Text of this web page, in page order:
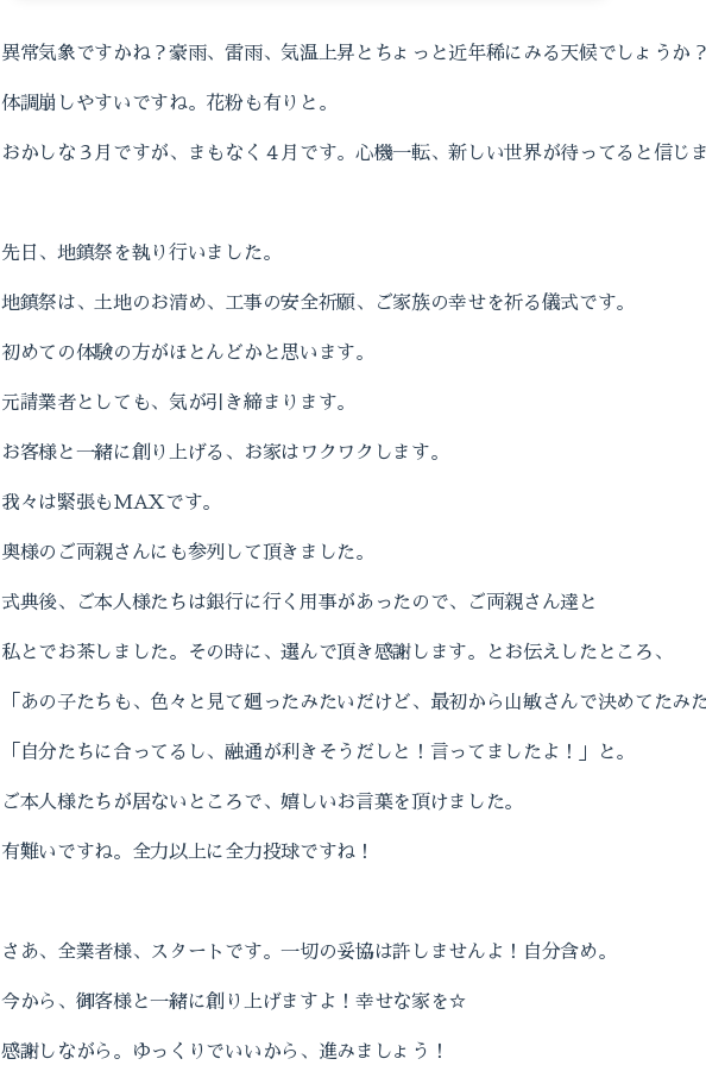
異常気象ですかね？豪雨、雷雨、気温上昇とちょっと近年稀にみる天候でしょうか？
体調崩しやすいですね。花粉も有りと。
おかしな３月ですが、まもなく４月です。心機一転、新しい世界が待ってると信じま
先日、地鎮祭を執り行いました。
地鎮祭は、土地のお清め、工事の安全祈願、ご家族の幸せを祈る儀式です。
初めての体験の方がほとんどかと思います。
元請業者としても、気が引き締まります。
お客様と一緒に創り上げる、お家はワクワクします。
我々は緊張もMAXです。
奥様のご両親さんにも参列して頂きました。
式典後、ご本人様たちは銀行に行く用事があったので、ご両親さん達と
私とでお茶しました。その時に、選んで頂き感謝します。とお伝えしたところ、
「あの子たちも、色々と見て廻ったみたいだけど、最初から山敏さんで決めてたみ
「自分たちに合ってるし、融通が利きそうだしと！言ってましたよ！」と。
ご本人様たちが居ないところで、嬉しいお言葉を頂けました。
有難いですね。全力以上に全力投球ですね！
さあ、全業者様、スタートです。一切の妥協は許しませんよ！自分含め。
今から、御客様と一緒に創り上げますよ！幸せな家を☆
感謝しながら。ゆっくりでいいから、進みましょう！